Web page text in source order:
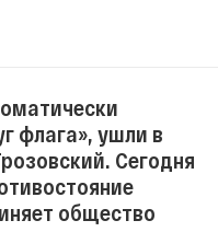
флага», ушли в
Сегодня
общество